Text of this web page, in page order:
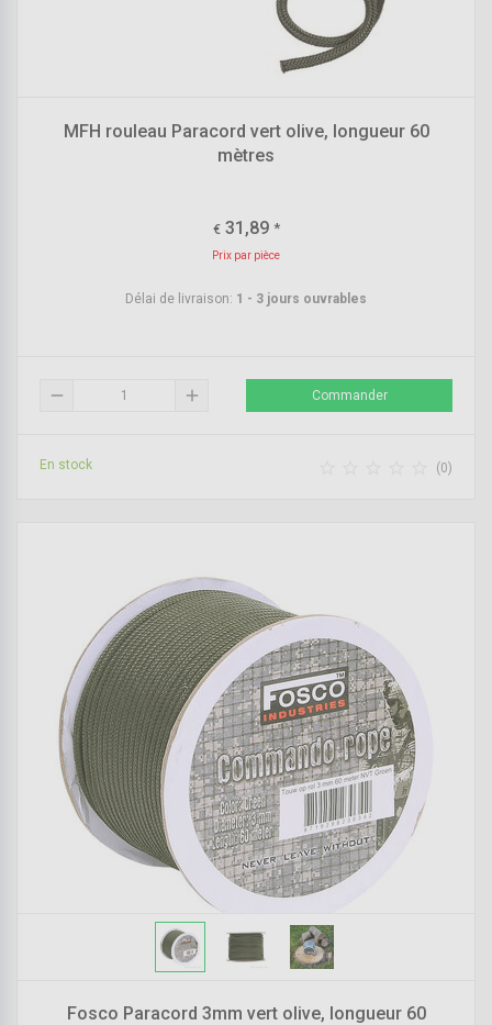
MFH rouleau Paracord vert olive, longueur 60
mètres
€31,89 *
Prix par pièce
Délai de livraison: 1 - 3 jours ouvrables
remove add Commander
En stock (0)
Fosco Paracord 3mm vert olive, longueur 60